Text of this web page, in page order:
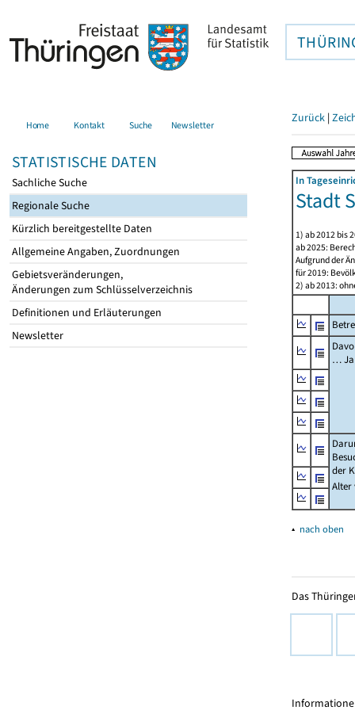
Home Kontakt Suche Newsletter
STATISTISCHE DATEN
Sachliche Suche
Regionale Suche
Kürzlich bereitgestellte Daten
Allgemeine Angaben, Zuordnungen
Gebietsveränderungen,
Änderungen zum Schlüsselverzeichnis
Definitionen und Erläuterungen
Newsletter
Zurück |
In
Stadt
1) ab 2012 bis
ab 2025:
Aufgrund der
für 2019:
2) ab 2013:
…
der
▴ nach oben
Das